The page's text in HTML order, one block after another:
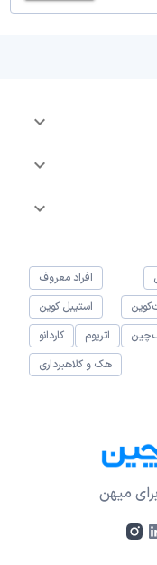
افراد معروف
استیبل کوین
اتریوم
کاردانو
هک و کلاهبرداری
میهن